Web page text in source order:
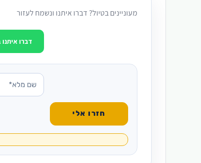
מעוניינים בטיול? דברו איתנו ונשמח לעזור
דברו